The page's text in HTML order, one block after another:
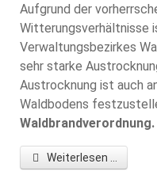
Aufgrund der
Witterungsverhältnisse
Verwaltungsbezirkes
sehr starke
Austrocknung ist auch
Waldbodens
Waldbrandverordnung.
Weiterlesen ...